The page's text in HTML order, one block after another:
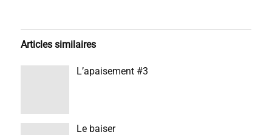
Articles similaires
L’apaisement #3
Le baiser